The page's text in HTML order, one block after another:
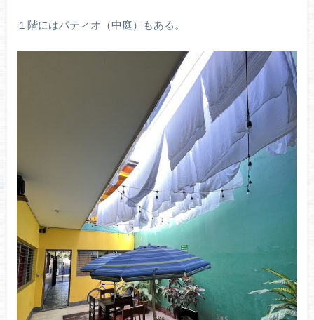
１階にはパティオ（中庭）もある。